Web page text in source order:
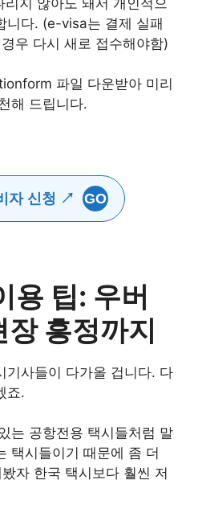
니다. (e-visa는 결제 실패
우 다시 새로 접수해야함)
파일 다운받아 미리
해 드립니다.
자 신청 ↗ GO
용 팁: 우버
흥정까지
기사들이 다가올 겁니다. 다
죠.
는 공항전용 택시들처럼 말
택시들이기 때문에 좀 더
자 한국 택시보다 훨씬 저